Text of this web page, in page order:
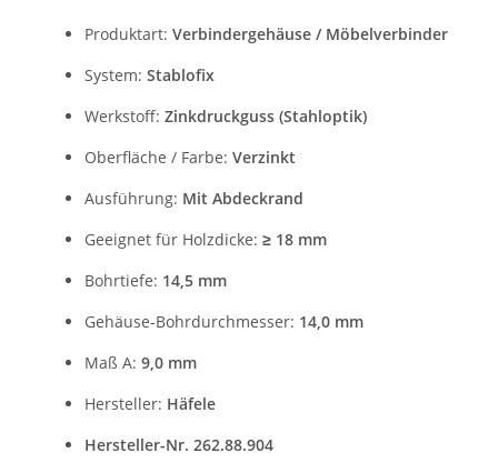
Produktart: Verbindergehäuse / Möbelverbinder
System: Stablofix
Werkstoff: Zinkdruckguss (Stahloptik)
Oberfläche / Farbe: Verzinkt
Ausführung: Mit Abdeckrand
Geeignet für Holzdicke: ≥ 18 mm
Bohrtiefe: 14,5 mm
Gehäuse-Bohrdurchmesser: 14,0 mm
Maß A: 9,0 mm
Hersteller: Häfele
Hersteller-Nr. 262.88.904